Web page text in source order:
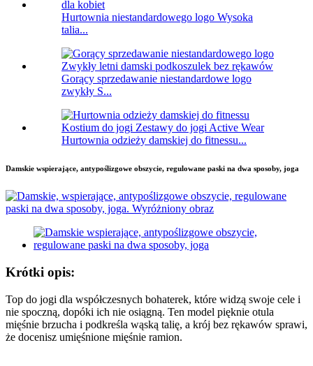
Hurtownia niestandardowego logo Wysoka
talia...
Gorący sprzedawanie niestandardowe logo
zwykły S...
Hurtownia odzieży damskiej do fitnessu...
Damskie wspierające, antypoślizgowe obszycie, regulowane paski na dwa sposoby, joga
Krótki opis:
Top do jogi dla współczesnych bohaterek, które widzą swoje cele i
nie spoczną, dopóki ich nie osiągną. Ten model pięknie otula
mięśnie brzucha i podkreśla wąską talię, a krój bez rękawów sprawi,
że docenisz umięśnione mięśnie ramion.